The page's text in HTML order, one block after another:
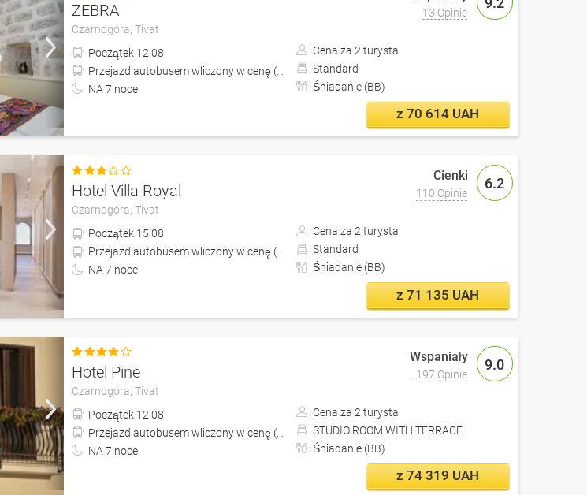
13 Opinie
ZEBRA
Czarnogóra,Tivat
Początek 12.08
Przejazd autobusem wliczony w cenę (z Lwów)
NA7 noce
Cena za 2 turysta
Standard
Śniadanie (BB)
z 70 614 UAH
6.2
110 Opinie

Hotel Villa Royal
Czarnogóra,Tivat
Początek 15.08
Przejazd autobusem wliczony w cenę (z Lwów)
NA7 noce
Cena za 2 turysta
Standard
Śniadanie (BB)
z 71 135 UAH
9.0
197 Opinie

Hotel Pine
Czarnogóra,Tivat
Początek 12.08
Przejazd autobusem wliczony w cenę (z Lwów)
NA7 noce
Cena za 2 turysta
STUDIO ROOM WITH TERRACE
Śniadanie (BB)
z 74 319 UAH